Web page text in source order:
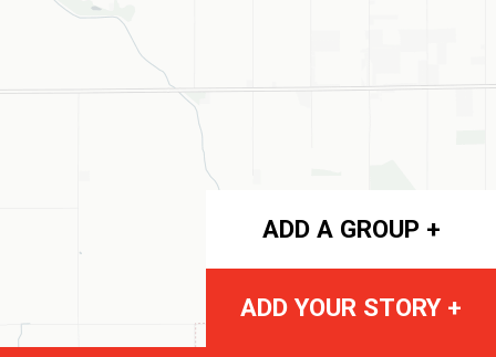
ADD A GROUP +
ADD YOUR STORY +